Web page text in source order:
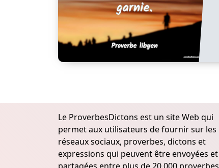
Le ProverbesDictons est un site Web qui
permet aux utilisateurs de fournir sur les
réseaux sociaux, proverbes, dictons et
expressions qui peuvent être envoyées et